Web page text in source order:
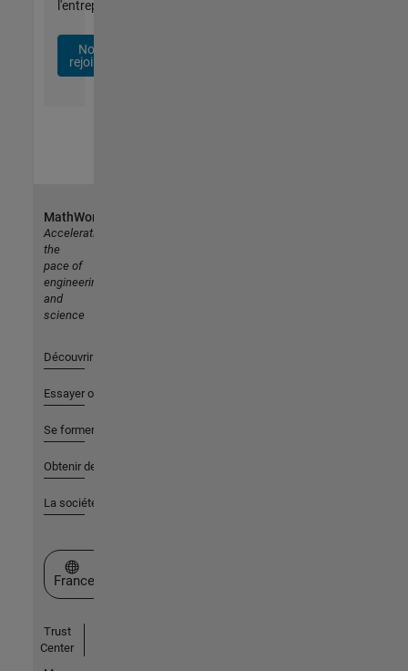
l'entreprise.
Nous
rejoindre
MathWorks
Accelerating
the
pace of
engineering
and
science
Découvrir les produits
Essayer ou acheter
Se former
Obtenir de l'aide
La société
Sélectionner un site web
France
Trust
Center